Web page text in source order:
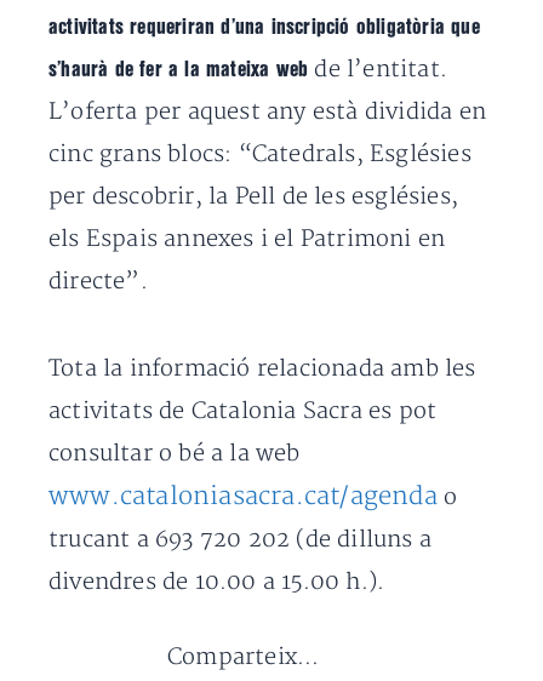
activitats requeriran d’una inscripció obligatòria que
s’haurà de fer a la mateixa web de l’entitat.
L’oferta per aquest any està dividida en
cinc grans blocs: “Catedrals, Esglésies
per descobrir, la Pell de les esglésies,
els Espais annexes i el Patrimoni en
directe”.
Tota la informació relacionada amb les
activitats de Catalonia Sacra es pot
consultar o bé a la web
www.cataloniasacra.cat/agendao
trucant a 693 720 202 (de dilluns a
divendres de 10.00 a 15.00 h.).
Comparteix...